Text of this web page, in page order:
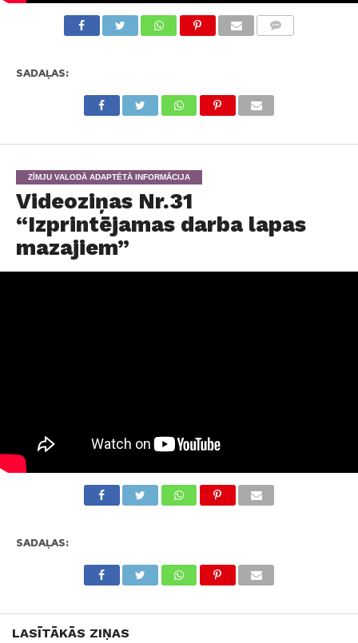
SADAĻAS:
ZĪMJU VALODĀ ADAPTĒTĀ INFORMĀCIJA
Videoziņas Nr.31
“Izprintējamas darba lapas
mazajiem”
SADAĻAS:
LASĪTĀKĀS ZIŅAS